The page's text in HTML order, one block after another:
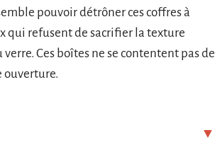
pouvoir détrôner ces coffres à
qui refusent de sacrifier la texture
Ces boîtes ne se contentent pas de
ouverture.